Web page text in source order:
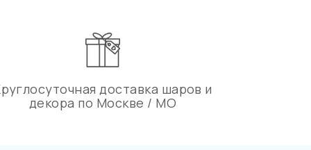
доставка шаров и
декора по Москве / МО